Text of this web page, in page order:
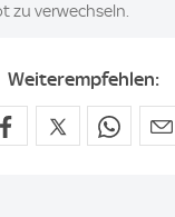
zu verwechseln.
Weiterempfehlen: